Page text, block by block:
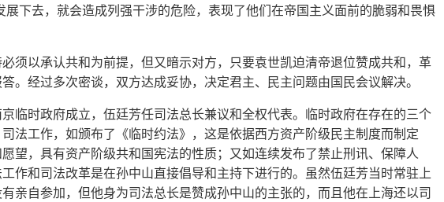
展下去，就会造成列强干涉的危险，表现了他们在帝国主义面前的脆弱和畏惧
须以承认共和为前提，但又暗示对方，只要袁世凯迫清帝退位赞成共和，革
。经过多次密谈，双方达成妥协，决定君主、民主问题由国民会议解决。
临时政府成立，伍廷芳任司法总长兼议和全权代表。临时政府在存在的三个
法工作，如颁布了《临时约法》，这是依据西方资产阶级民主制度而制定
望，具有资产阶级共和国宪法的性质；又如连续发布了禁止刑讯、保障人
作和司法改革是在孙中山直接倡导和主持下进行的。虽然伍廷芳当时常驻上
亲自参加，但他身为司法总长是赞成孙中山的主张的，而且他在上海还以司